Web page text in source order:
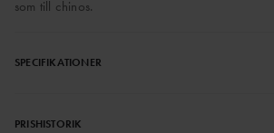
som till chinos.
SPECIFIKATIONER
PRISHISTORIK